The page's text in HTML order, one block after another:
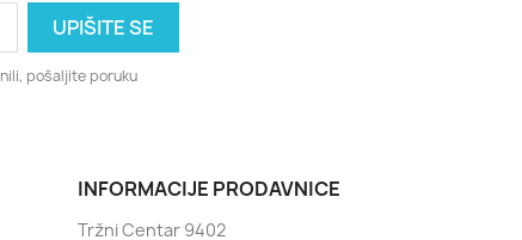
pošaljite poruku
INFORMACIJE PRODAVNICE
Tržni Centar 9402